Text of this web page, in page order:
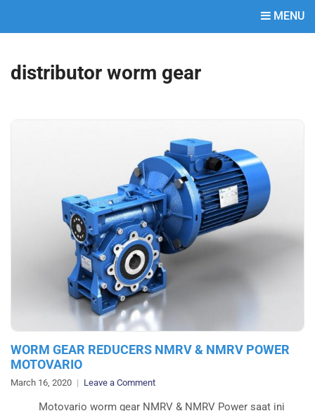
MENU
distributor worm gear
WORM GEAR REDUCERS NMRV & NMRV POWER
MOTOVARIO
March 16, 2020 Leave a Commenton
Motovario worm gear NMRV & NMRV Power saat ini